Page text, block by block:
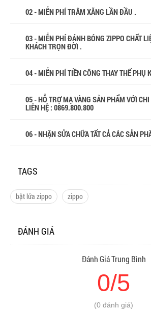
02 - MIỄN PHÍ TRÂM XĂNG LẦN ĐẦU .
03 - MIỄN PHÍ ĐÁNH BÓNG ZIPPO CHẤT
KHÁCH TRỌN ĐỜI .
04 - MIỄN PHÍ TIỀN CÔNG THAY THẾ PHỤ
05 - HỖ TRỢ MẠ VÀNG SẢN PHẨM VỚI
LIÊN HỆ : 0869.800.800
06 - NHẬN SỬA CHỮA TẤT CẢ CÁC SẢN
TAGS
bật lửa zippo zippo
ĐÁNH GIÁ
Đánh Giá Trung Bình
0/5
(0 đánh giá)